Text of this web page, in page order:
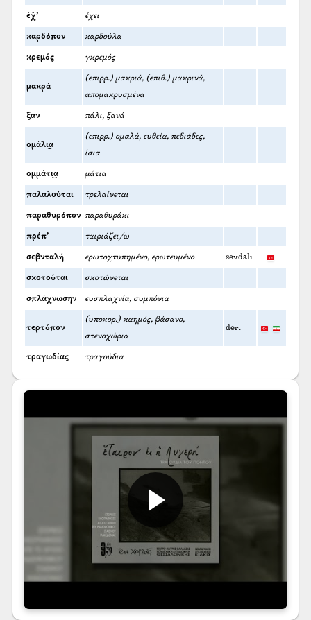
έχ̌’ έχει
καρδόπον καρδούλα
κρεμός γκρεμός
μακρά
(επιρρ.) μακριά, (επιθ.) μακρινά,
απομακρυσμένα
ξαν πάλι, ξανά
ομάλι͜α
(επιρρ.) ομαλά, ευθεία, πεδιάδες,
ίσια
ομμάτι͜α μάτια
παλαλούται τρελαίνεται
παραθυρόπον παραθυράκι
πρέπ’ ταιριάζει/ω
σεβνταλή ερωτοχτυπημένο, ερωτευμένο sevdalı
σκοτούται σκοτώνεται
σπλάχνωσην ευσπλαχνία, συμπόνια
τερτόπον
(υποκορ.) καημός, βάσανο,
στενοχώρια
dert
τραγωδίας τραγούδια